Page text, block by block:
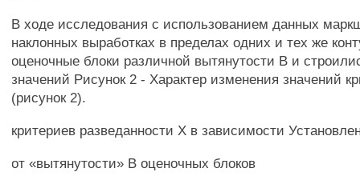
В ходе исследования с использованием данных
наклонных выработках в пределах одних и тех же
оценочные блоки различной вытянутости В и
значений Рисунок 2 - Характер изменения значений
(рисунок 2).
критериев разведанности X в зависимости
от «вытянутости» В оценочных блоков